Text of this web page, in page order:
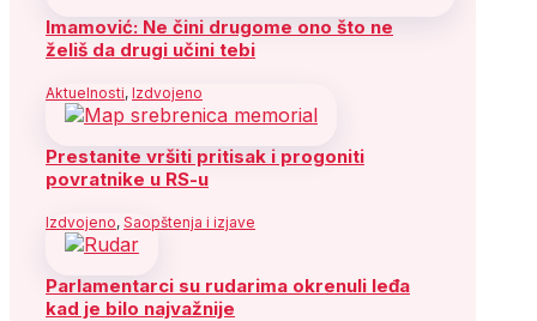
Imamović: Ne čini drugome ono što ne
želiš da drugi učini tebi
Aktuelnosti, Izdvojeno
Prestanite vršiti pritisak i progoniti
povratnike u RS-u
Izdvojeno, Saopštenja i izjave
Parlamentarci su rudarima okrenuli leđa
kad je bilo najvažnije